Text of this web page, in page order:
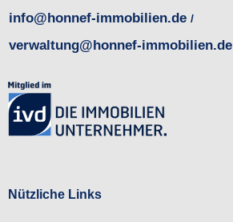
info@honnef-immobilien.de /
verwaltung@honnef-immobilien.de
Nützliche Links